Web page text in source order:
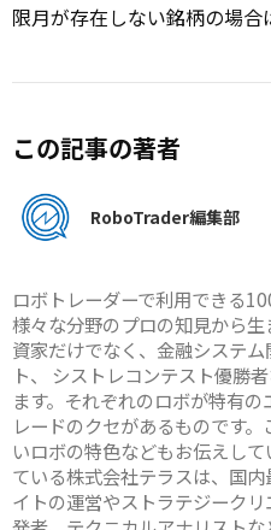
限月が存在しない銘柄の場合
この記事の著者
RoboTrader編集部
ロボトレーダーで利用できる
様々な分野のプロの知見から
資家だけでなく、金融システ
ト、 シストレコンテスト優勝
ます。それぞれのロボが特有
レードのクセがあるものです
いロボの特色などもお伝えし
ている株式会社テラスは、国
イトの運営やストラテジーク